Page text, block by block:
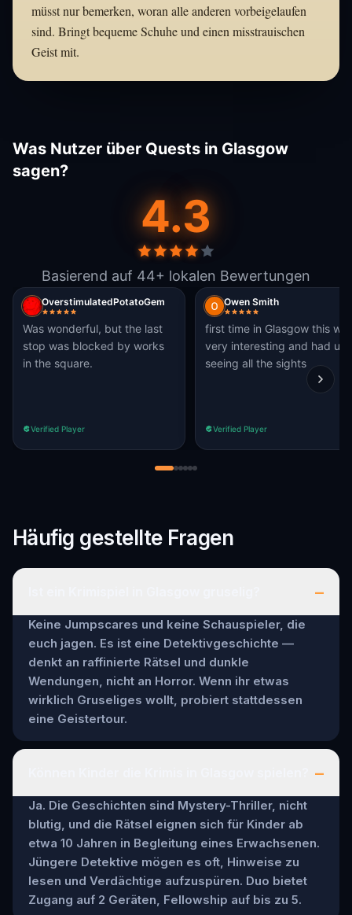
müsst nur bemerken, woran alle anderen vorbeigelaufen
sind. Bringt bequeme Schuhe und einen misstrauischen
Geist mit.
Was Nutzer über Quests in Glasgow
sagen?
4.3
Basierend auf 44+ lokalen Bewertungen
OverstimulatedPotatoGem
Was wonderful, but the last
stop was blocked by works
in the square.
Verified Player
Owen Smith
first time in Glasgow this
very interesting and had us
seeing all the sights
Verified Player
Häufig gestellte Fragen
–
Keine Jumpscares und keine Schauspieler, die
euch jagen. Es ist eine Detektivgeschichte —
denkt an raffinierte Rätsel und dunkle
Wendungen, nicht an Horror. Wenn ihr etwas
wirklich Gruseliges wollt, probiert stattdessen
eine Geistertour.
–
Ja. Die Geschichten sind Mystery-Thriller, nicht
blutig, und die Rätsel eignen sich für Kinder ab
etwa 10 Jahren in Begleitung eines Erwachsenen.
Jüngere Detektive mögen es oft, Hinweise zu
lesen und Verdächtige aufzuspüren. Duo bietet
Zugang auf 2 Geräten, Fellowship auf bis zu 5.